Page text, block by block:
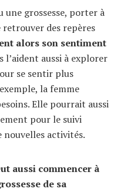
une grossesse, porter à
des repères
alors son sentiment
l’aident aussi à explorer
se sentir plus
la femme
Elle pourrait aussi
pour le suivi
nouvelles activités.
aussi commencer à
de sa